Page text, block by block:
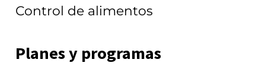
Control de alimentos
Planes y programas